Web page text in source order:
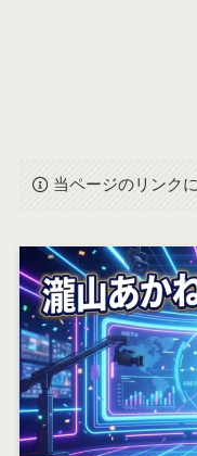
当ページのリンク